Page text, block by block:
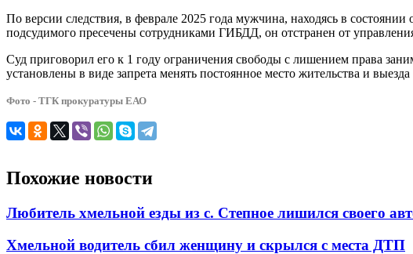
свободы
По версии следствия, в феврале 2025 года мужчина, находясь в
подсудимого пресечены сотрудниками ГИБДД, он отстранен от
Суд приговорил его к 1 году ограничения свободы с лишением права
установлены в виде запрета менять постоянное место жительства и
Фото - ТГК прокуратуры ЕАО
Похожие новости
Любитель хмельной езды из с. Степное лишился своего
Хмельной водитель сбил женщину и скрылся с места ДТП